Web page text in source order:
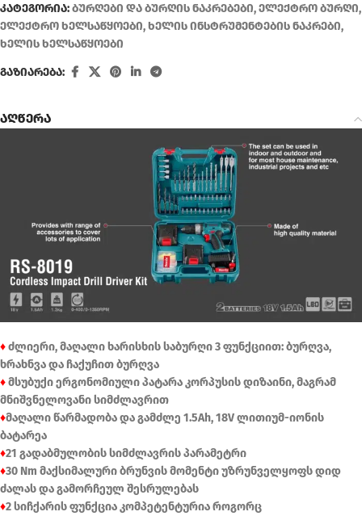
კატეგორია:ბურღები და ბურღის ნაკრებები,ელექტრო ბურღი,
ელექტრო ხელსაწყოები,ხელის ინსტრუმენტების ნაკრები,
ხელის ხელსაწყოები
გაზიარება:
აღწერა
♦ძლიერი, მაღალი ხარისხის საბურღი 3 ფუნქციით: ბურღვა,
ხრახნვა და ჩაქუჩით ბურღვა
♦მსუბუქი ერგონომიული პატარა კორპუსის დიზაინი, მაგრამ
მნიშვნელოვანი სიმძლავრით
♦მაღალი წარმადობა და გამძლე 1.5Ah, 18V ლითიუმ-იონის
ბატარეა
♦21 გადაბმულობის სიმძლავრის პარამეტრი
♦30 Nm მაქსიმალური ბრუნვის მომენტი უზრუნველყოფს დიდ
ძალას და გამორჩეულ შესრულებას
♦2 სიჩქარის ფუნქცია კომპეტენტურია როგორც